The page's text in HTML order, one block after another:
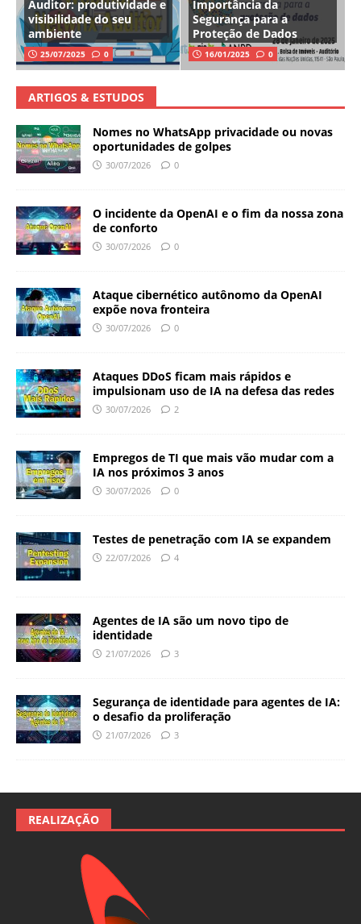
Auditor: produtividade e
visibilidade do seu
ambiente
25/07/2025 0
Importância da
Segurança para a
Proteção de Dados
16/01/2025 0
ARTIGOS & ESTUDOS
Nomes no WhatsApp privacidade ou novas
oportunidades de golpes
30/07/2026 0
O incidente da OpenAI e o fim da nossa zona
de conforto
30/07/2026 0
Ataque cibernético autônomo da OpenAI
expõe nova fronteira
30/07/2026 0
Ataques DDoS ficam mais rápidos e
impulsionam uso de IA na defesa das redes
30/07/2026 2
Empregos de TI que mais vão mudar com a
IA nos próximos 3 anos
30/07/2026 0
Testes de penetração com IA se expandem
22/07/2026 4
Agentes de IA são um novo tipo de
identidade
21/07/2026 3
Segurança de identidade para agentes de IA:
o desafio da proliferação
21/07/2026 3
REALIZAÇÃO